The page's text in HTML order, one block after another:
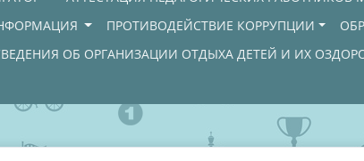
ПРОТИВОДЕЙСТВИЕ КОРРУПЦИИ
ОБ ОРГАНИЗАЦИИ ОТДЫХА ДЕТЕЙ И ИХ